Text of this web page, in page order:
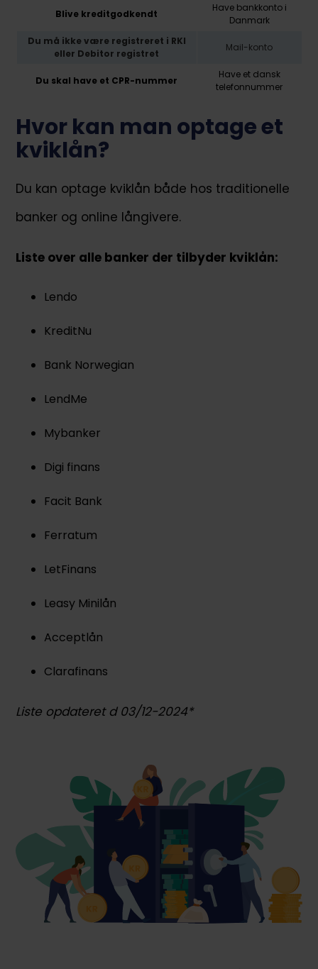
Blive kreditgodkendt
Have bankkonto i
Danmark
Du må ikke være registreret i RKI
eller Debitor registret
Mail-konto
Du skal have et CPR-nummer
Have et dansk
telefonnummer
Hvor kan man optage et
kviklån?
Du kan optage kviklån både hos traditionelle
banker og online långivere.
Liste over alle banker der tilbyder kviklån:
Lendo
KreditNu
Bank Norwegian
LendMe
Mybanker
Digi finans
Facit Bank
Ferratum
LetFinans
Leasy Minilån
Acceptlån
Clarafinans
Liste opdateret d 03/12-2024*